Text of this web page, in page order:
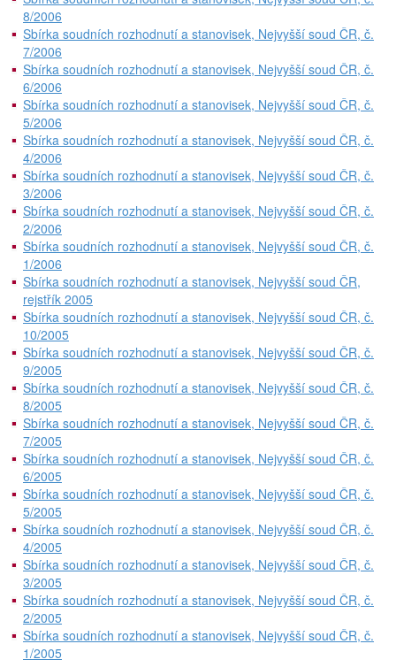
8/2006
Sbírka soudních rozhodnutí a stanovisek, Nejvyšší soud ČR, č.
7/2006
Sbírka soudních rozhodnutí a stanovisek, Nejvyšší soud ČR, č.
6/2006
Sbírka soudních rozhodnutí a stanovisek, Nejvyšší soud ČR, č.
5/2006
Sbírka soudních rozhodnutí a stanovisek, Nejvyšší soud ČR, č.
4/2006
Sbírka soudních rozhodnutí a stanovisek, Nejvyšší soud ČR, č.
3/2006
Sbírka soudních rozhodnutí a stanovisek, Nejvyšší soud ČR, č.
2/2006
Sbírka soudních rozhodnutí a stanovisek, Nejvyšší soud ČR, č.
1/2006
Sbírka soudních rozhodnutí a stanovisek, Nejvyšší soud ČR,
rejstřík 2005
Sbírka soudních rozhodnutí a stanovisek, Nejvyšší soud ČR, č.
10/2005
Sbírka soudních rozhodnutí a stanovisek, Nejvyšší soud ČR, č.
9/2005
Sbírka soudních rozhodnutí a stanovisek, Nejvyšší soud ČR, č.
8/2005
Sbírka soudních rozhodnutí a stanovisek, Nejvyšší soud ČR, č.
7/2005
Sbírka soudních rozhodnutí a stanovisek, Nejvyšší soud ČR, č.
6/2005
Sbírka soudních rozhodnutí a stanovisek, Nejvyšší soud ČR, č.
5/2005
Sbírka soudních rozhodnutí a stanovisek, Nejvyšší soud ČR, č.
4/2005
Sbírka soudních rozhodnutí a stanovisek, Nejvyšší soud ČR, č.
3/2005
Sbírka soudních rozhodnutí a stanovisek, Nejvyšší soud ČR, č.
2/2005
Sbírka soudních rozhodnutí a stanovisek, Nejvyšší soud ČR, č.
1/2005